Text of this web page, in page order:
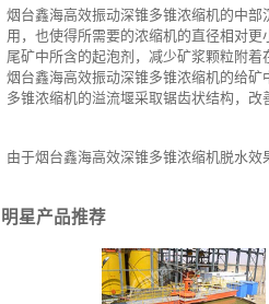
烟台鑫海高效振动深锥多锥浓缩机的中
用，也使得所需要的浓缩机的直径相对
尾矿中所含的起泡剂，减少矿浆颗粒附着
烟台鑫海高效振动深锥多锥浓缩机的给
多锥浓缩机的溢流堰采取锯齿状结构，
由于烟台鑫海高效深锥多锥浓缩机脱水
明星产品推荐